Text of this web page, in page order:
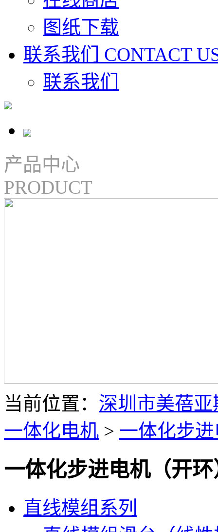
图纸下载
联系我们
CONTACT
联系我们
产品中心
PRODUCT
当前位置： 深圳市美蓓
一体化电机 > 一体化步
一体化步进电机（开环
直线模组系列